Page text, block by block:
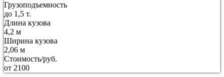
Грузоподъемность
до 1,5 т.
Длина кузова
4,2 м
Ширина кузова
2,06 м
Стоимость/руб.
от 2100